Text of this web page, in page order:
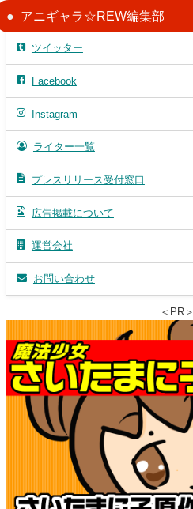
アニギャラ☆REW編集部
ツイッター
Facebook
Instagram
ライター一覧
プレスリリース受付窓口
広告掲載について
運営会社
お問い合わせ
＜PR＞